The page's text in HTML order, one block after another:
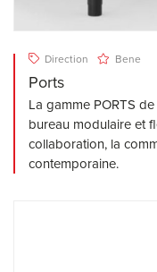
Direction Bene
Ports
La gamme PORTS
bureau modulaire et
collaboration, la
contemporaine.